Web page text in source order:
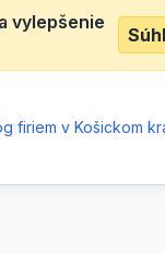
vylepšenie
firiem v Košickom